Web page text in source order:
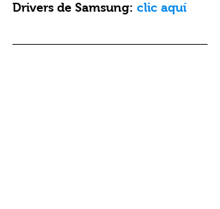
Drivers de Samsung: clic aquí